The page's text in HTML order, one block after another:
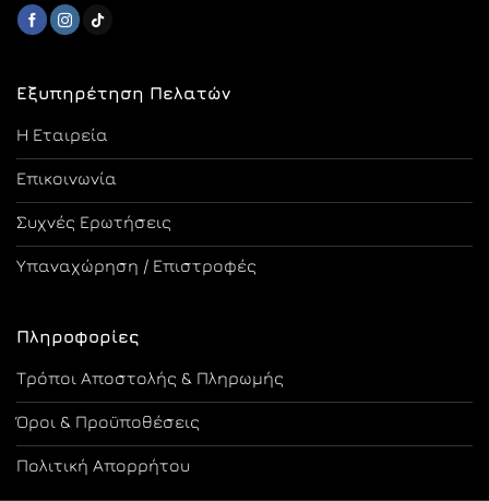
Εξυπηρέτηση Πελατών
Η Εταιρεία
Επικοινωνία
Συχνές Ερωτήσεις
Υπαναχώρηση / Επιστροφές
Πληροφορίες
Τρόποι Αποστολής & Πληρωμής
Όροι & Προϋποθέσεις
Πολιτική Απορρήτου